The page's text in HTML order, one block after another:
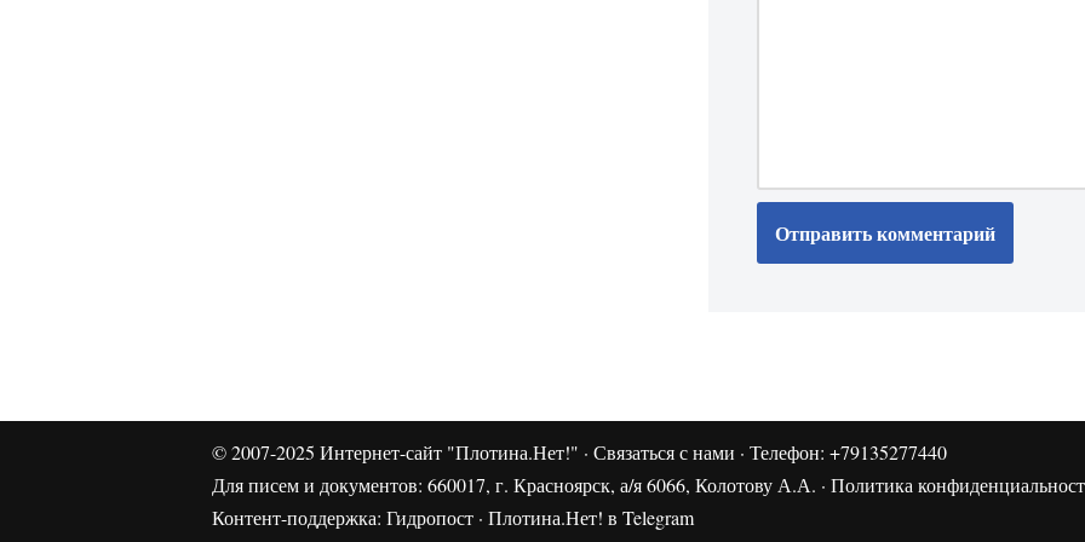
© 2007-2025 Интернет-сайт "Плотина.Нет!" · Связаться с нами · Телефон: +79135277440
Для писем и документов: 660017, г. Красноярск, а/я 6066, Колотову А.А. · Политика
Контент-поддержка: Гидропост · Плотина.Нет! в Telegram